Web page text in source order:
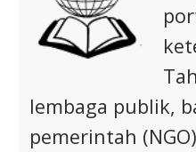
lembaga publik,
pemerintah